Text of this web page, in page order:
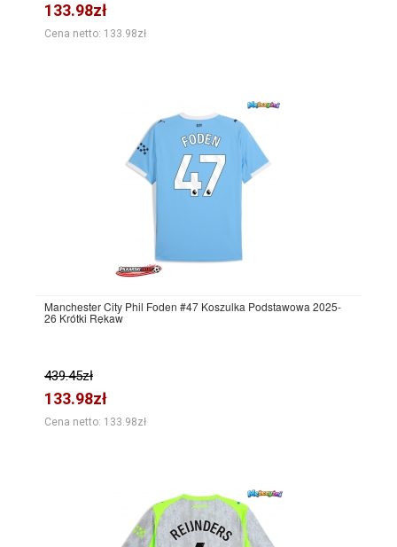
133.98zł
Cena netto: 133.98zł
Manchester City Phil Foden #47 Koszulka Podstawowa 2025-
26 Krótki Rękaw
439.45zł
133.98zł
Cena netto: 133.98zł